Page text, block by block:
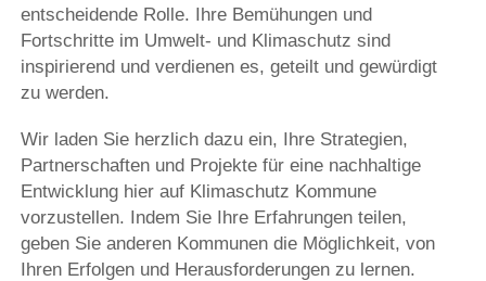
entscheidende Rolle. Ihre Bemühungen und
Fortschritte im Umwelt- und Klimaschutz sind
inspirierend und verdienen es, geteilt und gewürdigt
zu werden.
Wir laden Sie herzlich dazu ein, Ihre Strategien,
Partnerschaften und Projekte für eine nachhaltige
Entwicklung hier auf Klimaschutz Kommune
vorzustellen. Indem Sie Ihre Erfahrungen teilen,
geben Sie anderen Kommunen die Möglichkeit, von
Ihren Erfolgen und Herausforderungen zu lernen.